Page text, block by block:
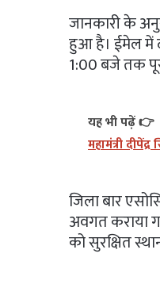
जानकारी के
हुआ है। ईमेल में
1:00 बजे तक
यह भी पढ़ें 👉
महामंत्री
जिला बार
अवगत कराया
को सुरक्षित